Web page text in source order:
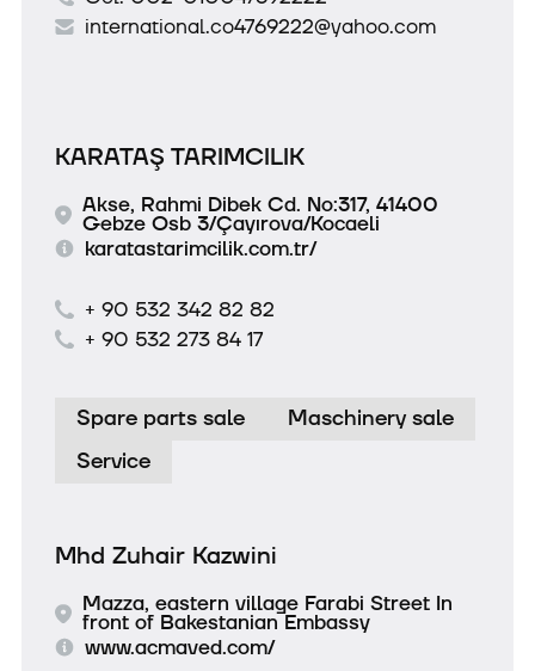
international.co4769222@yahoo.com
KARATAŞ TARIMCILIK
Akse, Rahmi Dibek Cd. No:317, 41400
Gebze Osb 3/Çayırova/Kocaeli
karatastarimcilik.com.tr/
+ 90 532 342 82 82
+ 90 532 273 84 17
Spare parts sale
Maschinery sale
Service
Mhd Zuhair Kazwini
Mazza, eastern village Farabi Street In
front of Bakestanian Embassy
www.acmaved.com/